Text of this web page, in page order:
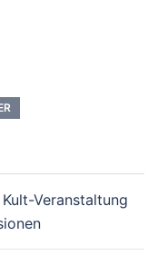
Veranstaltung